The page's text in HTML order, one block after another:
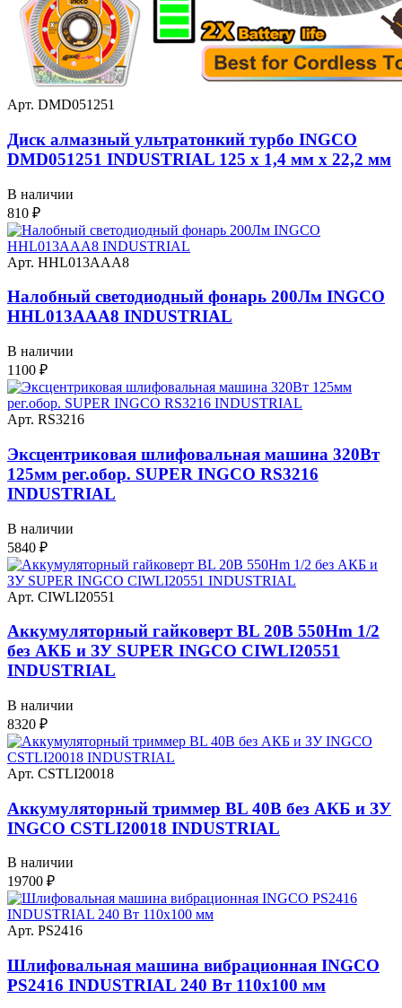
Арт. DMD051251
Диск алмазный ультратонкий турбо INGCO
DMD051251 INDUSTRIAL 125 х 1,4 мм x 22,2 мм
В наличии
810 ₽
Арт. HHL013AAA8
Налобный светодиодный фонарь 200Лм INGCO
HHL013AAA8 INDUSTRIAL
В наличии
1100 ₽
Арт. RS3216
Эксцентриковая шлифовальная машина 320Вт
125мм рег.обор. SUPER INGCO RS3216
INDUSTRIAL
В наличии
5840 ₽
Арт. CIWLI20551
Аккумуляторный гайковерт BL 20В 550Hm 1/2
без АКБ и ЗУ SUPER INGCO CIWLI20551
INDUSTRIAL
В наличии
8320 ₽
Арт. CSTLI20018
Аккумуляторный триммер BL 40В без АКБ и ЗУ
INGCO CSTLI20018 INDUSTRIAL
В наличии
19700 ₽
Арт. PS2416
Шлифовальная машина вибрационная INGCO
PS2416 INDUSTRIAL 240 Вт 110х100 мм